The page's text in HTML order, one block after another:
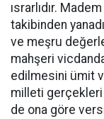
ısrarlıdır.
takibinden
ve meşru
mahşeri
edilmesini ümit
milleti
de ona göre